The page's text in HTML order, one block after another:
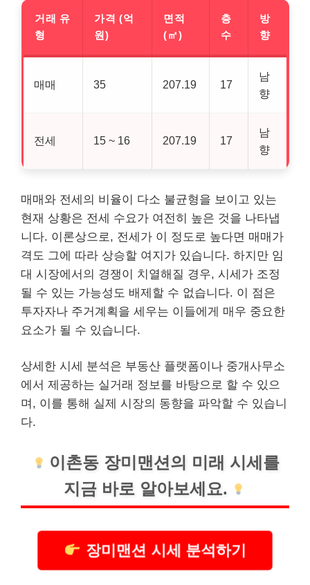
거래 유
형
가격 (억
원)
면적
(㎡)
층
수
방
향
매매 35 207.19 17
남
향
전세 15 ~ 16 207.19 17
남
향
매매와 전세의 비율이 다소 불균형을 보이고 있는
현재 상황은 전세 수요가 여전히 높은 것을 나타냅
니다. 이론상으로, 전세가 이 정도로 높다면 매매가
격도 그에 따라 상승할 여지가 있습니다. 하지만 임
대 시장에서의 경쟁이 치열해질 경우, 시세가 조정
될 수 있는 가능성도 배제할 수 없습니다. 이 점은
투자자나 주거계획을 세우는 이들에게 매우 중요한
요소가 될 수 있습니다.
상세한 시세 분석은 부동산 플랫폼이나 중개사무소
에서 제공하는 실거래 정보를 바탕으로 할 수 있으
며, 이를 통해 실제 시장의 동향을 파악할 수 있습니
다.
이촌동 장미맨션의 미래 시세를
지금 바로 알아보세요.
장미맨션 시세 분석하기